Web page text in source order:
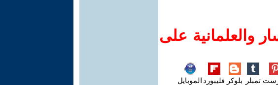
والعلمانية على
تمبلر بلوكر فليبورد الموبايل